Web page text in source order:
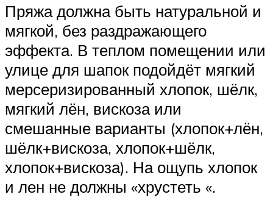
Пряжа должна быть натуральной и
мягкой, без раздражающего
эффекта. В теплом помещении или
улице для шапок подойдёт мягкий
мерсеризированный хлопок, шёлк,
мягкий лён, вискоза или
смешанные варианты (хлопок+лён,
шёлк+вискоза, хлопок+шёлк,
хлопок+вискоза). На ощупь хлопок
и лен не должны «хрустеть «.